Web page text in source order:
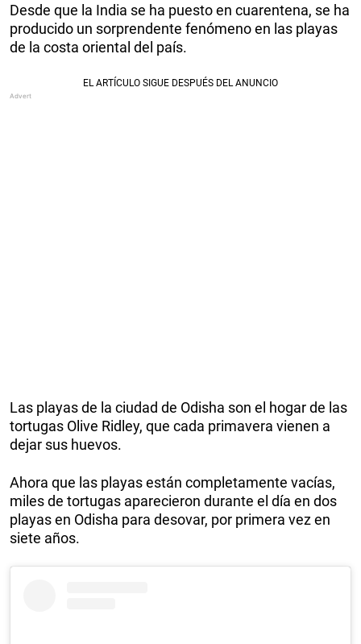
Desde que la India se ha puesto en cuarentena, se ha
producido un sorprendente fenómeno en las playas
de la costa oriental del país.
Las playas de la ciudad de Odisha son el hogar de las
tortugas Olive Ridley, que cada primavera vienen a
dejar sus huevos.
Ahora que las playas están completamente vacías,
miles de tortugas aparecieron durante el día en dos
playas en Odisha para desovar, por primera vez en
siete años.